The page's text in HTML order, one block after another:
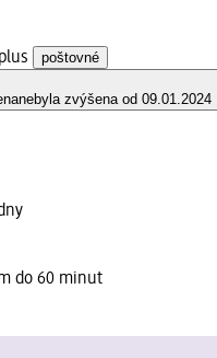
poštovné
nebyla zvýšena od 09.01.2024
do 60 minut